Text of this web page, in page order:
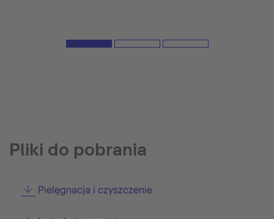
Pliki do pobrania
Pielęgnacja i czyszczenie